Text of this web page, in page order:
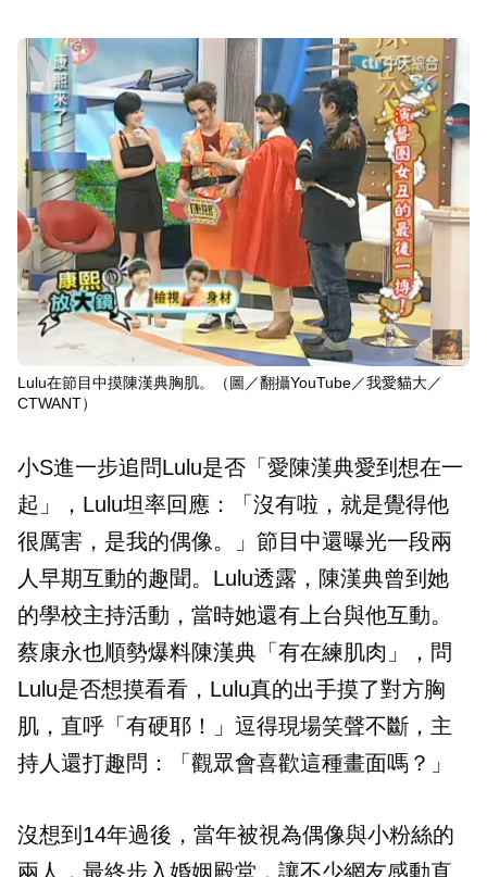
Lulu在節目中摸陳漢典胸肌。（圖／翻攝YouTube／我愛貓大／
CTWANT）
小S進一步追問Lulu是否「愛陳漢典愛到想在一
起」，Lulu坦率回應：「沒有啦，就是覺得他
很厲害，是我的偶像。」節目中還曝光一段兩
人早期互動的趣聞。Lulu透露，陳漢典曾到她
的學校主持活動，當時她還有上台與他互動。
蔡康永也順勢爆料陳漢典「有在練肌肉」，問
Lulu是否想摸看看，Lulu真的出手摸了對方胸
肌，直呼「有硬耶！」逗得現場笑聲不斷，主
持人還打趣問：「觀眾會喜歡這種畫面嗎？」
沒想到14年過後，當年被視為偶像與小粉絲的
兩人，最終步入婚姻殿堂，讓不少網友感動直